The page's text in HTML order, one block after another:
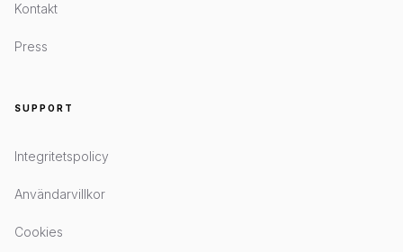
Kontakt
Press
SUPPORT
Integritetspolicy
Användarvillkor
Cookies